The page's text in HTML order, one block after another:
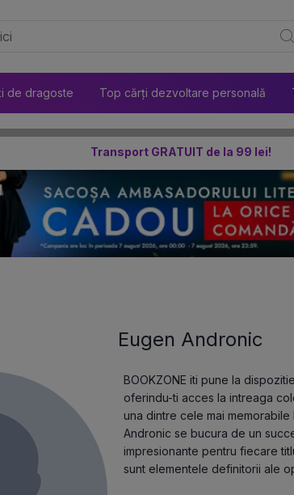
de dragoste Top cărți dezvoltare personală
Transport GRATUIT de la 99 lei!
Eugen Andronic
BOOKZONE iti pune la
oferindu-ti acces la intreaga
una dintre cele mai
Andronic se bucura de un
impresionante pentru fiecare
sunt elementele definitorii ale